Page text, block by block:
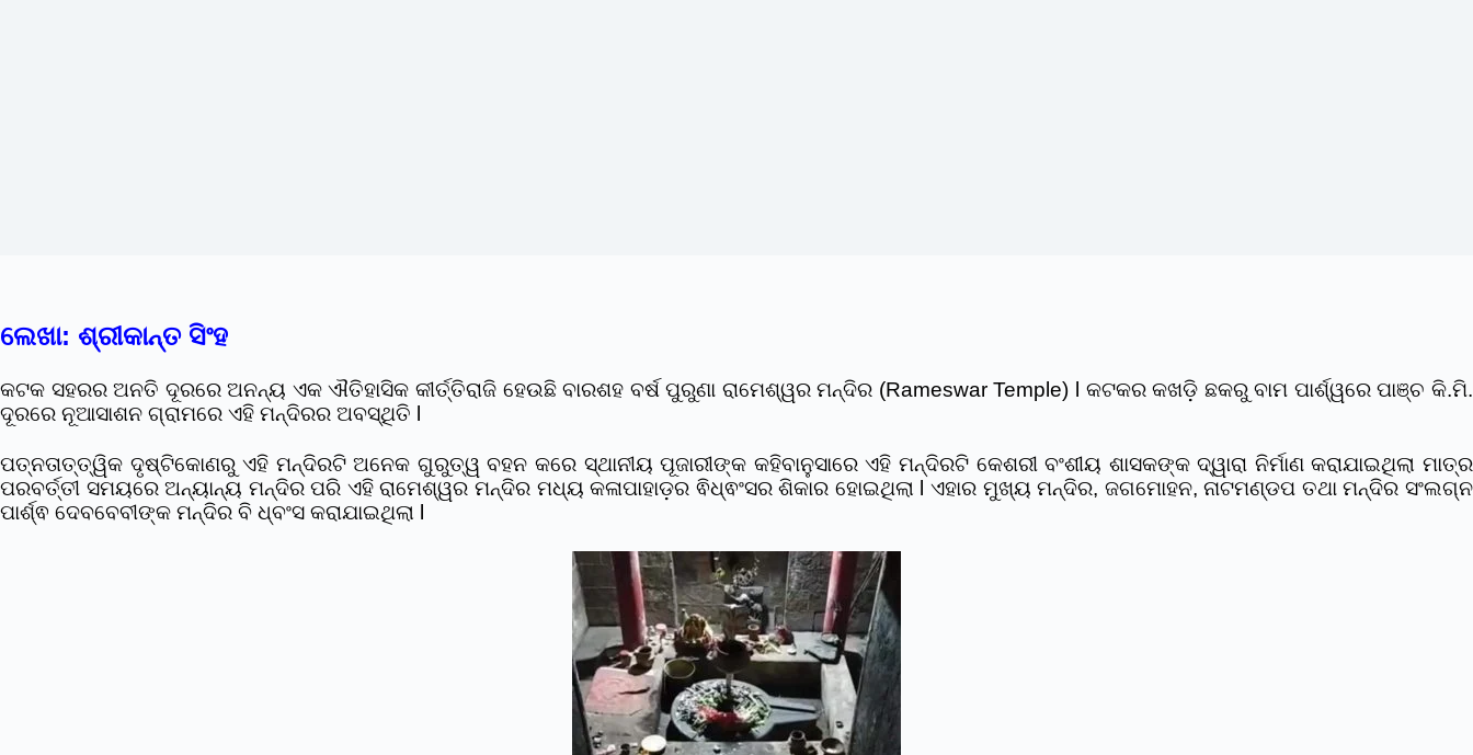
ଲେଖା: ଶ୍ରୀକାନ୍ତ ସିଂହ
କଟକ ସହରର ଅନତି ଦୂରରେ ଅନନ୍ୟ ଏକ ଐତିହାସିକ କୀର୍ତ୍ତିରାଜି ହେଉଛି ବାରଶହ ବର୍ଷ ପୁରୁଣା ରାମେଶ୍ୱର ମନ୍ଦିର (Rameswar Temple) l କଟକର କଖଡ଼ି ଛକରୁ ବାମ ପାର୍ଶ୍ୱରେ ପାଞ୍ଚ କି.ମି.
ଦୂରରେ ନୂଆସାଶନ ଗ୍ରାମରେ ଏହି ମନ୍ଦିରର ଅବସ୍ଥିତି l
ପତ୍ନତାତ୍ତ୍ୱିକ ଦୃଷ୍ଟିକୋଣରୁ ଏହି ମନ୍ଦିରଟି ଅନେକ ଗୁରୁତ୍ୱ ବହନ କରେ ସ୍ଥାନୀୟ ପୂଜାରୀଙ୍କ କହିବାନୁସାରେ ଏହି ମନ୍ଦିରଟି କେଶରୀ ବଂଶୀୟ ଶାସକଙ୍କ ଦ୍ୱାରା ନିର୍ମାଣ କରାଯାଇଥିଲା ମାତ୍ର
ପରବର୍ତ୍ତୀ ସମୟରେ ଅନ୍ୟାନ୍ୟ ମନ୍ଦିର ପରି ଏହି ରାମେଶ୍ୱର ମନ୍ଦିର ମଧ୍ୟ କଳାପାହାଡ଼ର ଵିଧ୍ଵଂସର ଶିକାର ହୋଇଥିଲା l ଏହାର ମୁଖ୍ୟ ମନ୍ଦିର, ଜଗମୋହନ, ନାଟମଣ୍ଡପ ତଥା ମନ୍ଦିର ସଂଲଗ୍ନ
ପାର୍ଶ୍ଵ ଦେବବେବୀଙ୍କ ମନ୍ଦିର ବି ଧ୍ବଂସ କରାଯାଇଥିଲା l